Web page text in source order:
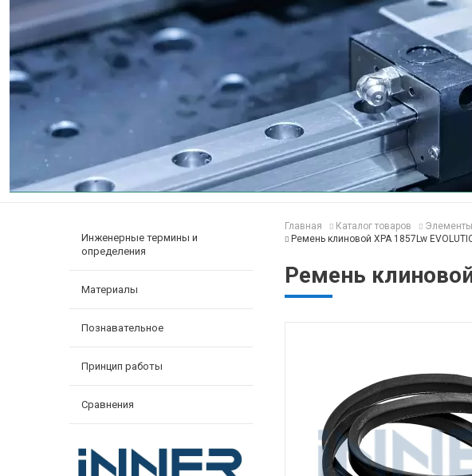
Инженерные термины и
определения
Материалы
Познавательное
Принцип работы
Сравнения
Главная Каталог товаров
Ремень клиновой XPA 1857Lw
Ремень